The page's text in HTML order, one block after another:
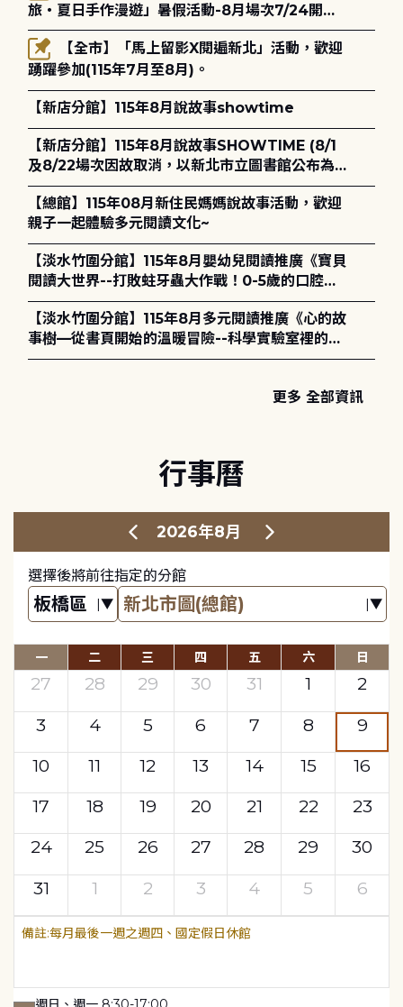
旅・夏日手作漫遊」暑假活動-8月場次7/24開始
報名
踴躍參加(115年7月至8月)。
【新店分館】115年8月說故事showtime
【新店分館】115年8月說故事SHOWTIME (8/1
及8/22場次因故取消，以新北市立圖書館公布為
主)
【總館】115年08月新住民媽媽說故事活動，歡迎
親子一起體驗多元閱讀文化~
【淡水竹圍分館】115年8月嬰幼兒閱讀推廣《寶貝
閱讀大世界--打敗蛀牙蟲大作戰！0-5歲的口腔照
護全攻略》
【淡水竹圍分館】115年8月多元閱讀推廣《心的故
事樹—從書頁開始的溫暖冒險--科學實驗室裡的放
電章魚》
更多 全部資訊
行事曆
2026年8月
選擇後將前往指定的分館
一 二 三 四 五 六 日
27 28 29 30 31 1
2
3
4 5 6 7 8
9
10
11 12 13 14 15
16
17
18 19 20 21 22
23
24
25 26 27 28 29
30
31
1 2 3 4 5 6
每月最後一週之週四、國定假日休館